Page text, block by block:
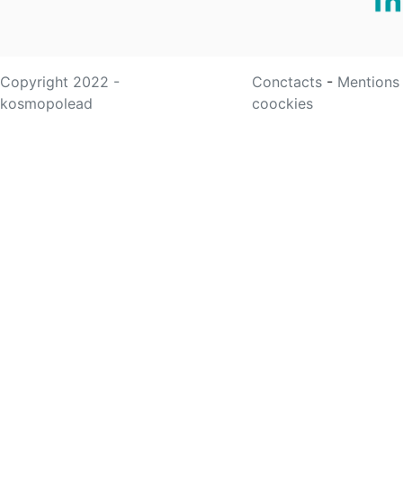
Copyright 2022 -
kosmopolead
Conctacts -
coockies